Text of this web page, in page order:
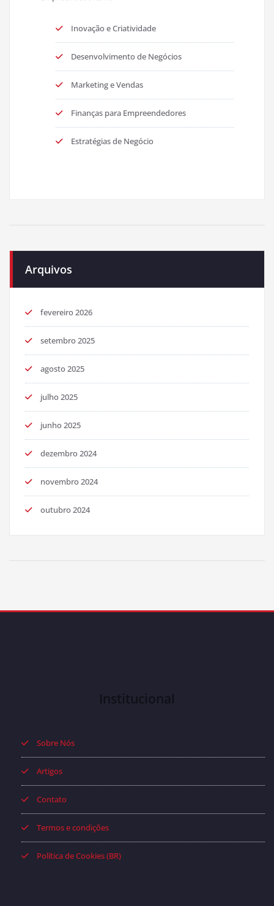
Inovação e Criatividade
Desenvolvimento de Negócios
Marketing e Vendas
Finanças para Empreendedores
Estratégias de Negócio
Arquivos
fevereiro 2026
setembro 2025
agosto 2025
julho 2025
junho 2025
dezembro 2024
novembro 2024
outubro 2024
Institucional
Sobre Nós
Artigos
Contato
Termos e condições
Política de Cookies (BR)